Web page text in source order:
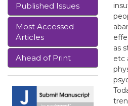
Published Issues
Most Accessed
Articles
Ahead of Print
as
etc